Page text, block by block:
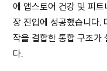
에 앱스토어 건강 및 피트
장 진입에 성공했습니다.
작을 결합한 통합 구조가
다.